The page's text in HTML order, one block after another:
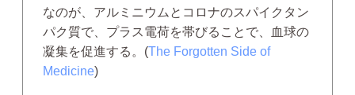
なのが、アルミニウムとコロナのスパイクタン
パク質で、プラス電荷を帯びることで、血球の
凝集を促進する。(The Forgotten Side of
Medicine)